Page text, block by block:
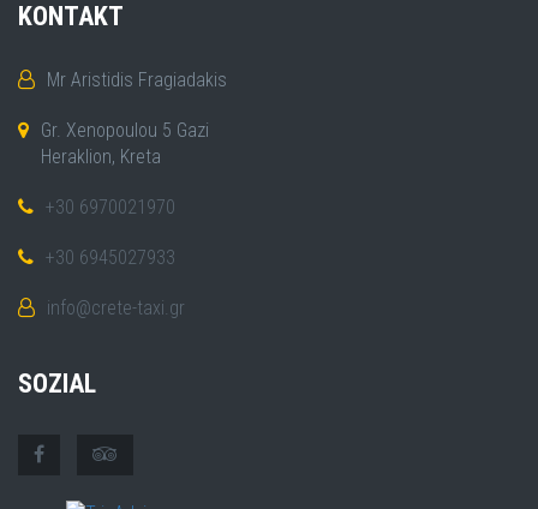
KONTAKT
Mr Aristidis Fragiadakis
Gr. Xenopoulou 5 Gazi
Heraklion, Kreta
+30 6970021970
+30 6945027933
info@crete-taxi.gr
SOZIAL